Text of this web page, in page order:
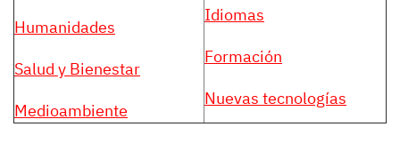
Humanidades
Salud y Bienestar
Medioambiente
Idiomas
Formación
Nuevas tecnologías